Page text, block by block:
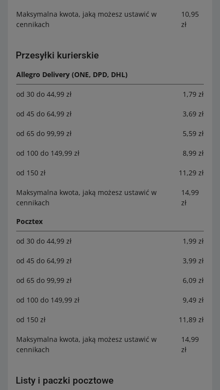
Maksymalna kwota, jaką możesz ustawić w
cennikach
10,95
zł
Przesyłki kurierskie
Allegro Delivery (ONE, DPD, DHL)
od 30 do 44,99 zł 1,79 zł
od 45 do 64,99 zł 3,69 zł
od 65 do 99,99 zł 5,59 zł
od 100 do 149,99 zł 8,99 zł
od 150 zł 11,29 zł
Maksymalna kwota, jaką możesz ustawić w
cennikach
14,99
zł
Pocztex
od 30 do 44,99 zł 1,99 zł
od 45 do 64,99 zł 3,99 zł
od 65 do 99,99 zł 6,09 zł
od 100 do 149,99 zł 9,49 zł
od 150 zł 11,89 zł
Maksymalna kwota, jaką możesz ustawić w
cennikach
14,99
zł
Listy i paczki pocztowe